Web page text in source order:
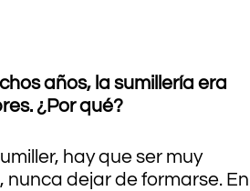
años, la sumillería era
¿Por qué?
hay que ser muy
dejar de formarse. En